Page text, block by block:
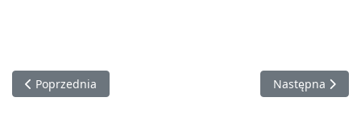
Poprzednia strona: Meble i sprzęty
Poprzednia Następna
Następna